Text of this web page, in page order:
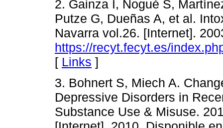
2. Gainza I, Nogué S,
Putze G, Dueñas A, et al.
Navarra vol.26. [Internet].
https://recyt.fecyt.es/
[ Links ]
3. Bohnert S, Miech A.
Depressive Disorders in
Substance Use & Misuse.